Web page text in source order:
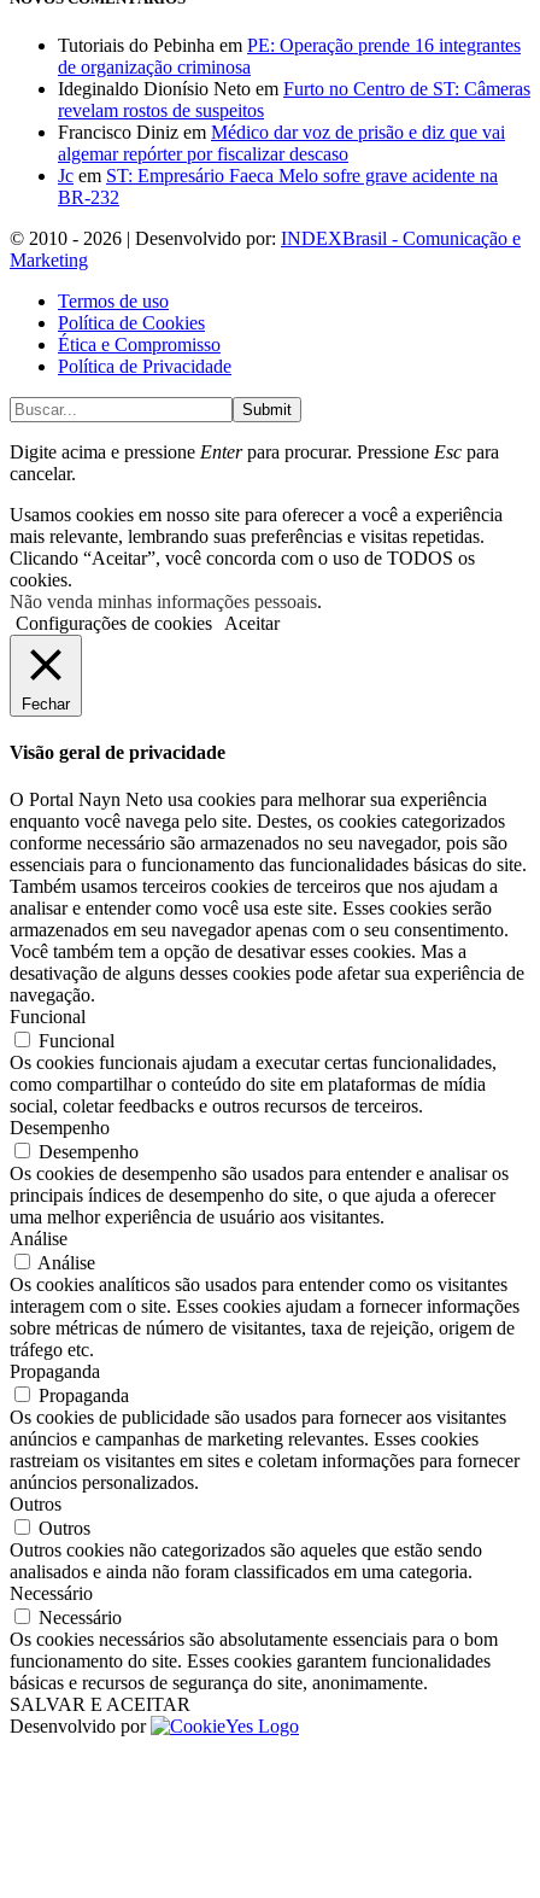
Tutoriais do Pebinha em PE: Operação prende 16 integrantes
de organização criminosa
Ideginaldo Dionísio Neto em Furto no Centro de ST: Câmeras
revelam rostos de suspeitos
Francisco Diniz em Médico dar voz de prisão e diz que vai
algemar repórter por fiscalizar descaso
Jc em ST: Empresário Faeca Melo sofre grave acidente na
BR-232
© 2010 - 2026 | Desenvolvido por: INDEXBrasil - Comunicação e
Marketing
Termos de uso
Política de Cookies
Ética e Compromisso
Política de Privacidade
Submit
Digite acima e pressione Enterpara procurar. Pressione Esc para
cancelar.
Usamos cookies em nosso site para oferecer a você a experiência
mais relevante, lembrando suas preferências e visitas repetidas.
Clicando “Aceitar”, você concorda com o uso de TODOS os
cookies.
Não venda minhas informações pessoais.
Configurações de cookies
Aceitar
Fechar
Visão geral de privacidade
O Portal Nayn Neto usa cookies para melhorar sua experiência
enquanto você navega pelo site. Destes, os cookies categorizados
conforme necessário são armazenados no seu navegador, pois são
essenciais para o funcionamento das funcionalidades básicas do site.
Também usamos terceiros cookies de terceiros que nos ajudam a
analisar e entender como você usa este site. Esses cookies serão
armazenados em seu navegador apenas com o seu consentimento.
Você também tem a opção de desativar esses cookies. Mas a
desativação de alguns desses cookies pode afetar sua experiência de
navegação.
Funcional
Funcional
Os cookies funcionais ajudam a executar certas funcionalidades,
como compartilhar o conteúdo do site em plataformas de mídia
social, coletar feedbacks e outros recursos de terceiros.
Desempenho
Desempenho
Os cookies de desempenho são usados ​​para entender e analisar os
principais índices de desempenho do site, o que ajuda a oferecer
uma melhor experiência de usuário aos visitantes.
Análise
Análise
Os cookies analíticos são usados ​​para entender como os visitantes
interagem com o site. Esses cookies ajudam a fornecer informações
sobre métricas de número de visitantes, taxa de rejeição, origem de
tráfego etc.
Propaganda
Propaganda
Os cookies de publicidade são usados ​​para fornecer aos visitantes
anúncios e campanhas de marketing relevantes. Esses cookies
rastreiam os visitantes em sites e coletam informações para fornecer
anúncios personalizados.
Outros
Outros
Outros cookies não categorizados são aqueles que estão sendo
analisados ​​e ainda não foram classificados em uma categoria.
Necessário
Necessário
Os cookies necessários são absolutamente essenciais para o bom
funcionamento do site. Esses cookies garantem funcionalidades
básicas e recursos de segurança do site, anonimamente.
SALVAR E ACEITAR
Desenvolvido por